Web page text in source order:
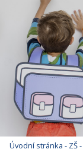
Úvodní stránka - ZŠ-